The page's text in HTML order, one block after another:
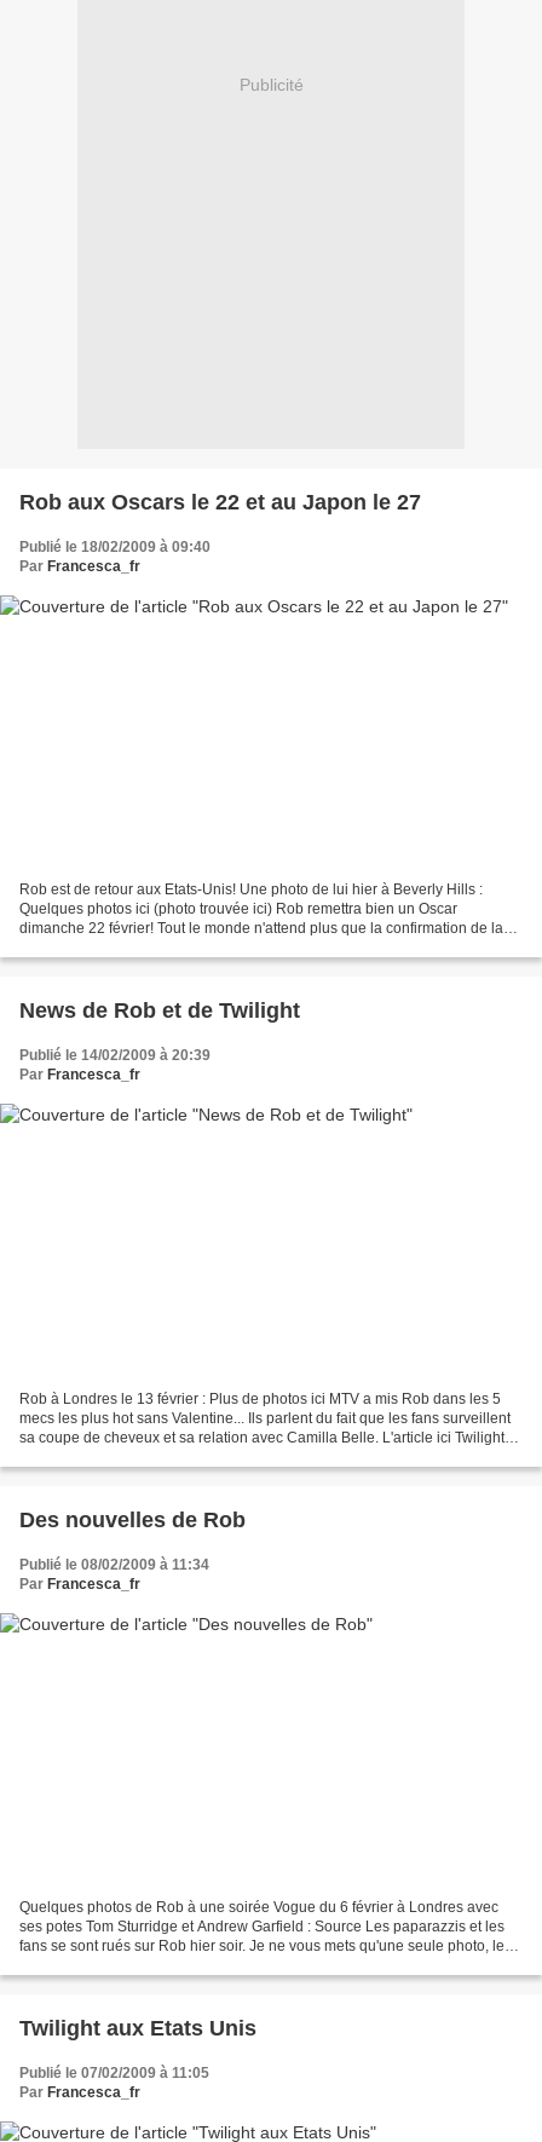
Publicité
Rob aux Oscars le 22 et au Japon le 27
Publié le 18/02/2009 à 09:40
Par Francesca_fr
Rob est de retour aux Etats-Unis! Une photo de lui hier à Beverly Hills :
Quelques photos ici (photo trouvée ici) Rob remettra bien un Oscar
dimanche 22 février! Tout le monde n'attend plus que la confirmation de la
News de Rob et de Twilight
Publié le 14/02/2009 à 20:39
Par Francesca_fr
Rob à Londres le 13 février : Plus de photos ici MTV a mis Rob dans les 5
mecs les plus hot sans Valentine... Ils parlent du fait que les fans surveillent
sa coupe de cheveux et sa relation avec Camilla Belle. L'article ici Twilight
Des nouvelles de Rob
Publié le 08/02/2009 à 11:34
Par Francesca_fr
Quelques photos de Rob à une soirée Vogue du 6 février à Londres avec
ses potes Tom Sturridge et Andrew Garfield : Source Les paparazzis et les
fans se sont rués sur Rob hier soir. Je ne vous mets qu'une seule photo, les
Twilight aux Etats Unis
Publié le 07/02/2009 à 11:05
Par Francesca_fr